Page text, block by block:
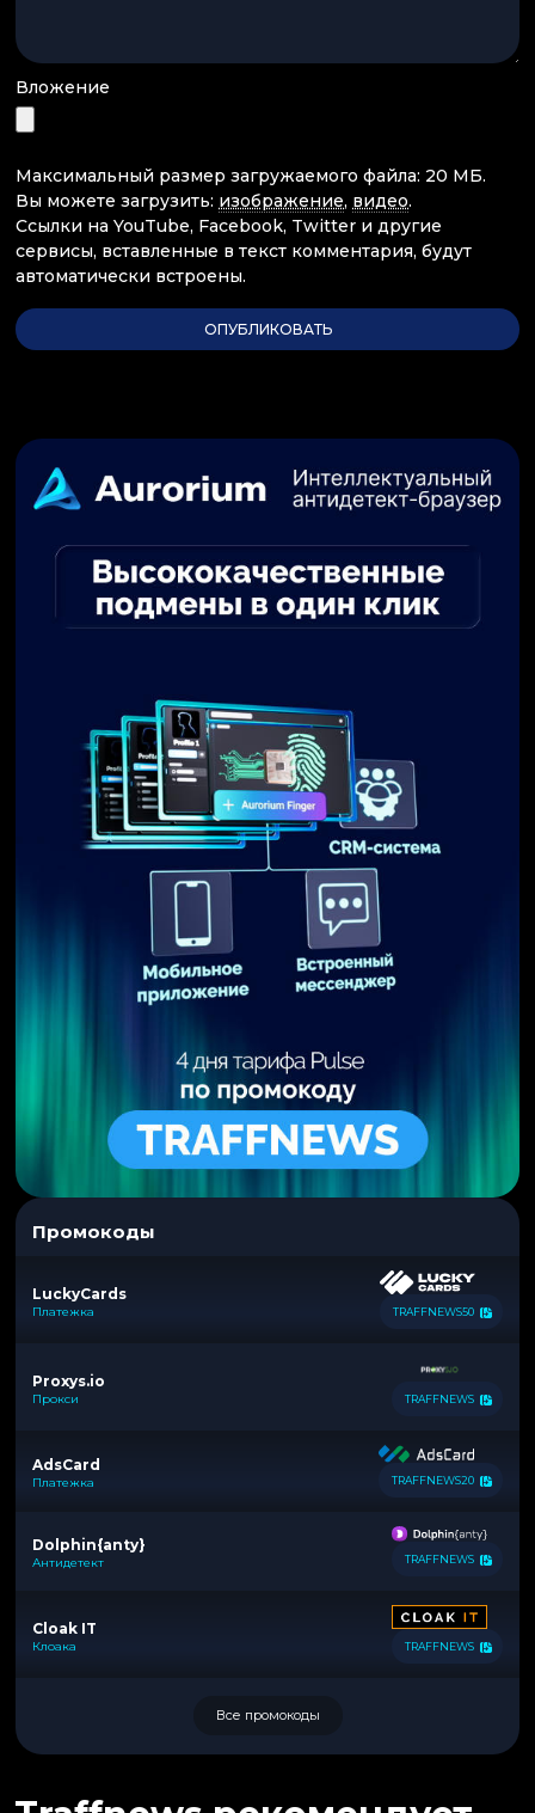
Вложение
Максимальный размер загружаемого файла: 20 МБ.
Вы можете загрузить: изображение, видео.
Ссылки на YouTube, Facebook, Twitter и другие
сервисы, вставленные в текст комментария, будут
автоматически встроены.
Промокоды
LuckyCards
Платежка TRAFFNEWS50
Proxys.io
Прокси TRAFFNEWS
AdsCard
Платежка TRAFFNEWS20
Dolphin{anty}
Антидетект TRAFFNEWS
Cloak IT
Клоака TRAFFNEWS
Все промокоды